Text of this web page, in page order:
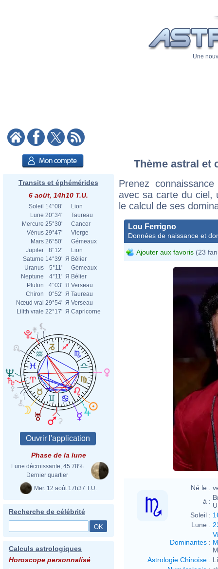
Une
Transits et éphémérides
6 août, 14h10 T.U.
Soleil 14°08'
Lion
Lune 20°34'
Taureau
Mercure 25°30'
Cancer
Vénus 29°47'
Vierge
Mars 26°50'
Gémeaux
Jupiter
8°12'
Lion
Saturne 14°39' Я Bélier
Uranus
5°11'
Gémeaux
Neptune
4°11' Я Bélier
Pluton
4°03' Я Verseau
Chiron
0°52' Я Taureau
Nœud vrai 29°54' Я Verseau
Lilith vraie 22°17' Я Capricorne
Phase de la lune
Lune décroissante, 45.78%
Dernier quartier
Mer. 12 août 17h37 T.U.
Recherche de célébrité
Calculs astrologiques
Horoscope personnalisé
Thème astral et
Prenez
avec sa carte du ciel,
le calcul de ses
Lou Ferrigno
Données de naissance et
Ajouter aux favoris (23
Né le :
à :
Soleil :
Lune :
Dominantes :
Astrologie Chinoise :